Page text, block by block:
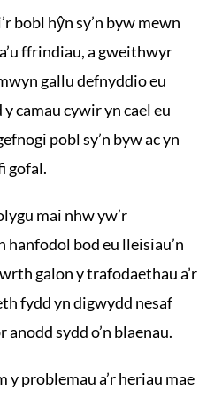
bobl hŷn sy’n byw mewn
ffrindiau, a gweithwyr
gallu defnyddio eu
camau cywir yn cael eu
pobl sy’n byw ac yn
gofal.
mai nhw yw’r
hanfodol bod eu lleisiau’n
galon y trafodaethau a’r
fydd yn digwydd nesaf
sydd o’n blaenau.
y problemau a’r heriau mae